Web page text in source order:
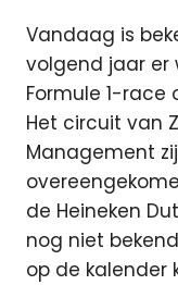
Vandaag is
volgend jaar er
Formule 1-
Het circuit van
Management
de Heineken
nog niet
op de kalender